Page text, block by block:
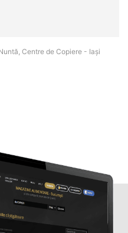
Centre de Copiere - Iaşi